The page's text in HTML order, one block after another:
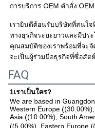
การบริการ OEM คําสั่ง
เรายินดีต้อนรับบริษัทที่สนใ
ทางธุรกิจระยะยาวและมีป
คุณสมบัติของเราพร้อมที่จะ
จะเป็นผู้ร่วมมือธุรกิจที่ซื่อสั
FAQ
1เราเป็นใคร?
We are based in
Western Europe
Asia ((10.00%), South
((5.00%), Eastern Europe